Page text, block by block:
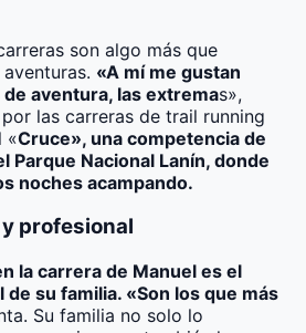
son algo más que
«A mí me gustan
aventura, las extremas»,
las carreras de trail running
«Cruce», una competencia de
Parque Nacional Lanín, donde
noches acampando.
profesional
la carrera de Manuel es el
su familia. «Son los que más
Su familia no solo lo